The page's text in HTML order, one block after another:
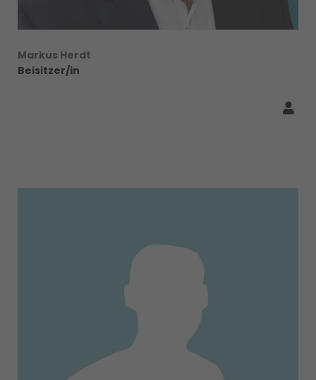
Markus Herdt
Beisitzer/in